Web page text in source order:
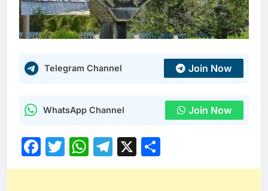
Telegram Channel Join Now
WhatsApp Channel Join Now
Facebook
Twitter
WhatsApp
Telegram
X